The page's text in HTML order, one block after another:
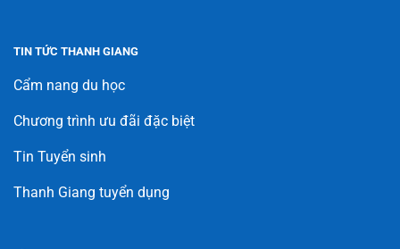
TIN TỨC THANH GIANG
Cẩm nang du học
Chương trình ưu đãi đặc biệt
Tin Tuyển sinh
Thanh Giang tuyển dụng